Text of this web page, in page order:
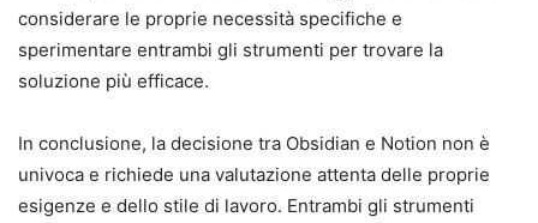
considerare le proprie necessità specifiche e
sperimentare entrambi gli strumenti per trovare la
soluzione più efficace.
In conclusione, la decisione tra Obsidian e Notion non è
univoca e richiede una valutazione attenta delle proprie
esigenze e dello stile di lavoro. Entrambi gli strumenti